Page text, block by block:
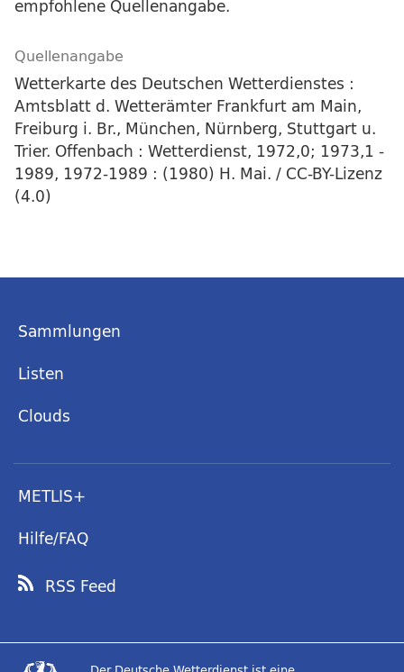
empfohlene Quellenangabe.
Quellenangabe
Wetterkarte des Deutschen Wetterdienstes :
Amtsblatt d. Wetterämter Frankfurt am Main,
Freiburg i. Br., München, Nürnberg, Stuttgart u.
Trier. Offenbach : Wetterdienst, 1972,0; 1973,1 -
1989, 1972-1989 : (1980) H. Mai. / CC-BY-Lizenz
(4.0)
Sammlungen
Listen
Clouds
METLIS+
Hilfe/FAQ
RSS Feed